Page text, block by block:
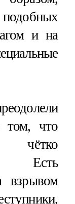
и на
том, что
чётко
Есть
взрывом